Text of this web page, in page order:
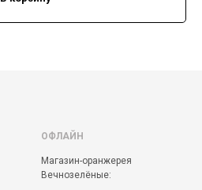
ОФЛАЙН
Магазин-оранжерея
Вечнозелёные: